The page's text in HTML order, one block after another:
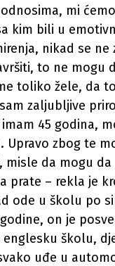
mi
kim bili u
nikad se ne
to ne mogu
toliko žele, da
zaljubljive
45 godina,
Upravo zbog te
da mogu
prate – rekla je
ode u školu po
on je
školu,
uđe u